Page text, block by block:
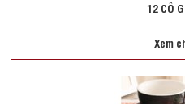
12 CÔ
Xem